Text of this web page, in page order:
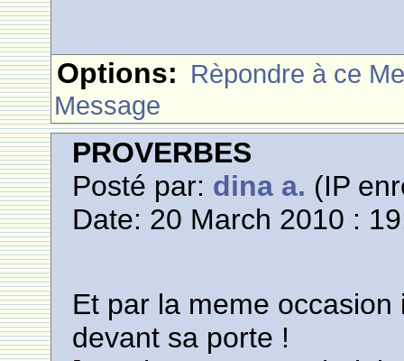
Options: Rèpondre à ce
Message
PROVERBES
Posté par: dina a. (IP
Date: 20 March 2010 :
Et par la meme
devant sa porte !